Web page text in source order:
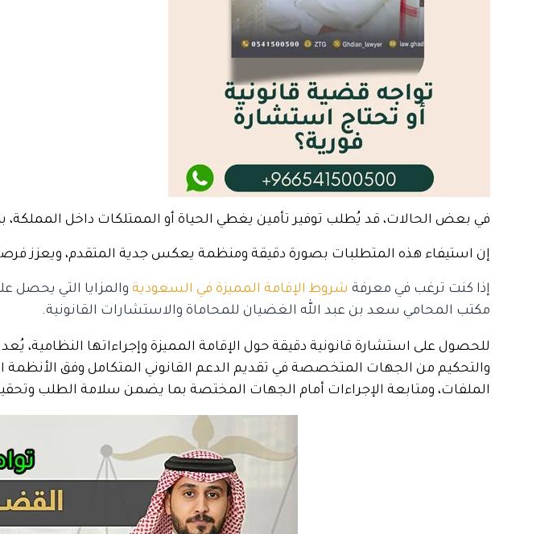
في بعض الحالات، قد يُطلب توفير تأمين يغطي الحياة أو الممتلكات داخل المملكة،
إن استيفاء هذه المتطلبات بصورة دقيقة ومنظمة يعكس جدية المتقدم، ويعزز
إذا كنت ترغب في معرفة شروط الإقامة المميزة في السعودية والمزايا التي يحصل
مكتب المحامي سعد بن عبد الله الغضيان للمحاماة والاستشارات القانونية.
للحصول على استشارة قانونية دقيقة حول الإقامة المميزة وإجراءاتها النظامية،
والتحكيم من الجهات المتخصصة في تقديم الدعم القانوني المتكامل وفق الأنظمة
الملفات، ومتابعة الإجراءات أمام الجهات المختصة بما يضمن سلامة الطلب